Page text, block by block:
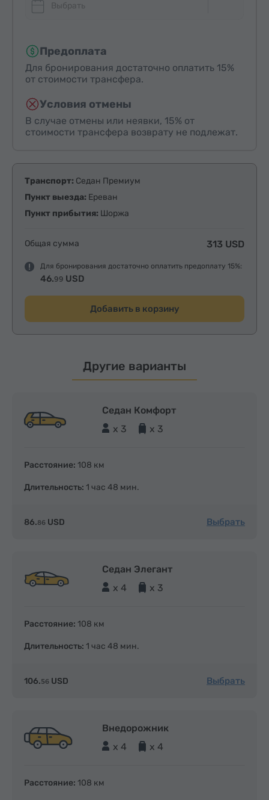
Выбрать
Предоплата
Для бронирования достаточно оплатить 15%
от стоимости трансфера.
Условия отмены
В случае отмены или неявки, 15% от
стоимости трансфера возврату не подлежат.
Транспорт: Седан Премиум
Пункт выезда: Ереван
Пункт прибытия: Шоржа
Общая сумма 313 USD
Для бронирования достаточно оплатить предоплату 15%:
46.99 USD
Добавить в корзину
Другие варианты
Седан Комфорт
x 3
x 3
Расстояние: 108 км
Длительность: 1 час 48 мин.
86.86 USD Выбрать
Седан Элегант
x 4
x 3
Расстояние: 108 км
Длительность: 1 час 48 мин.
106.56 USD Выбрать
Внедорожник
x 4
x 4
Расстояние: 108 км